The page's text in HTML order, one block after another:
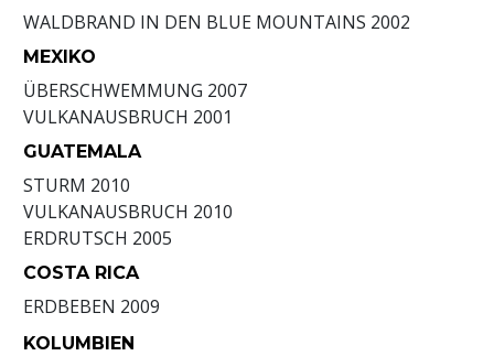
WALDBRAND IN DEN BLUE MOUNTAINS 2002
MEXIKO
ÜBERSCHWEMMUNG 2007
VULKANAUSBRUCH 2001
GUATEMALA
STURM 2010
VULKANAUSBRUCH 2010
ERDRUTSCH 2005
COSTA RICA
ERDBEBEN 2009
KOLUMBIEN